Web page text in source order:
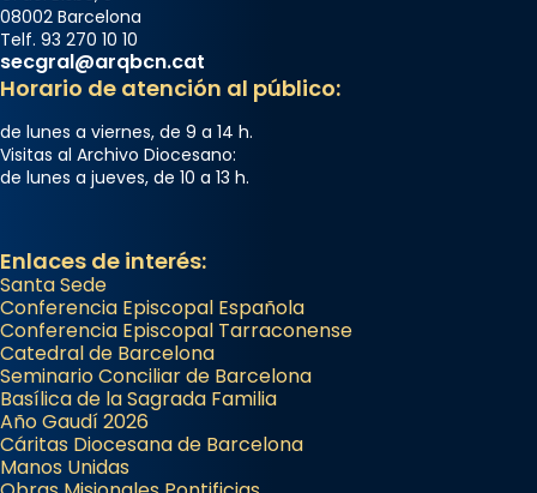
08002 Barcelona
Telf. 93 270 10 10
secgral@arqbcn.cat
Horario de atención al público:
de lunes a viernes, de 9 a 14 h.
Visitas al Archivo Diocesano:
de lunes a jueves, de 10 a 13 h.
Enlaces de interés:
Santa Sede
Conferencia Episcopal Española
Conferencia Episcopal Tarraconense
Catedral de Barcelona
Seminario Conciliar de Barcelona
Basílica de la Sagrada Familia
Año Gaudí 2026
Cáritas Diocesana de Barcelona
Manos Unidas